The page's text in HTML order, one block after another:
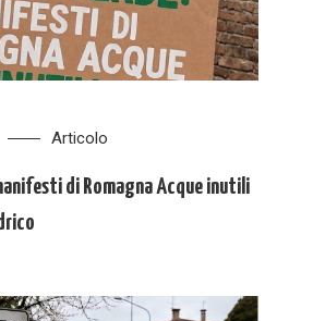
Articolo
di Romagna Acque inutili